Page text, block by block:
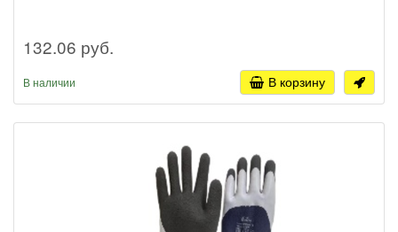
132.06 руб.
В наличии В корзину